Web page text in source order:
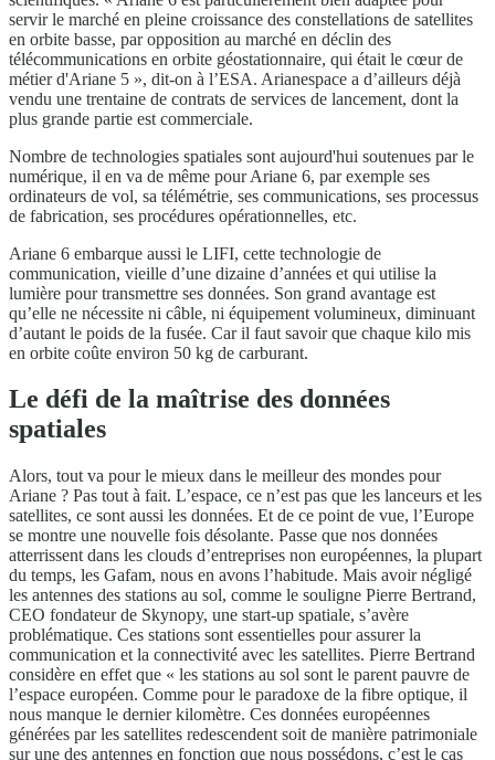
servir le marché en pleine croissance des constellations de satellites
en orbite basse, par opposition au marché en déclin des
télécommunications en orbite géostationnaire, qui était le cœur de
métier d'Ariane 5 », dit-on à l’ESA. Arianespace a d’ailleurs déjà
vendu une trentaine de contrats de services de lancement, dont la
plus grande partie est commerciale.
Nombre de technologies spatiales sont aujourd'hui soutenues par le
numérique, il en va de même pour Ariane 6, par exemple ses
ordinateurs de vol, sa télémétrie, ses communications, ses processus
de fabrication, ses procédures opérationnelles, etc.
Ariane 6 embarque aussi le LIFI, cette technologie de
communication, vieille d’une dizaine d’années et qui utilise la
lumière pour transmettre ses données. Son grand avantage est
qu’elle ne nécessite ni câble, ni équipement volumineux, diminuant
d’autant le poids de la fusée. Car il faut savoir que chaque kilo mis
en orbite coûte environ 50 kg de carburant.
Le défi de la maîtrise des données
spatiales
Alors, tout va pour le mieux dans le meilleur des mondes pour
Ariane ? Pas tout à fait. L’espace, ce n’est pas que les lanceurs et les
satellites, ce sont aussi les données. Et de ce point de vue, l’Europe
se montre une nouvelle fois désolante. Passe que nos données
atterrissent dans les clouds d’entreprises non européennes, la plupart
du temps, les Gafam, nous en avons l’habitude. Mais avoir négligé
les antennes des stations au sol, comme le souligne Pierre Bertrand,
CEO fondateur de Skynopy, une start-up spatiale, s’avère
problématique. Ces stations sont essentielles pour assurer la
communication et la connectivité avec les satellites. Pierre Bertrand
considère en effet que « les stations au sol sont le parent pauvre de
l’espace européen. Comme pour le paradoxe de la fibre optique, il
nous manque le dernier kilomètre. Ces données européennes
générées par les satellites redescendent soit de manière patrimoniale
sur une des antennes en fonction que nous possédons, c’est le cas